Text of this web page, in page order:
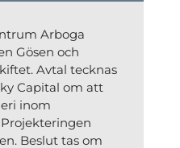
Arboga
Gösen och
Avtal tecknas
Capital om att
inom
Beslut tas om